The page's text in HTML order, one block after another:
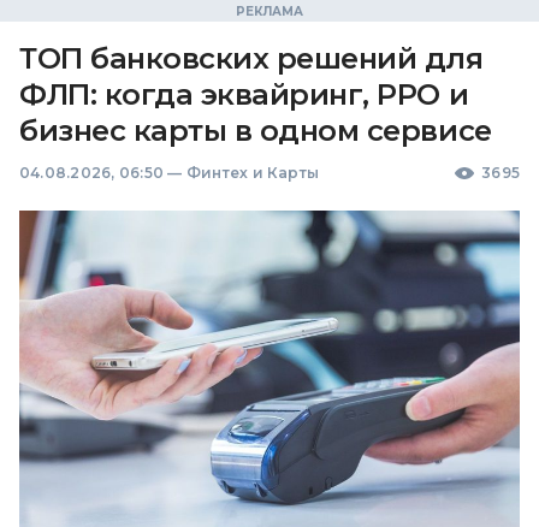
ТОП банковских решений для
ФЛП: когда эквайринг, РРО и
бизнес карты в одном сервисе
04.08.2026, 06:50 — Финтех и Карты 3695